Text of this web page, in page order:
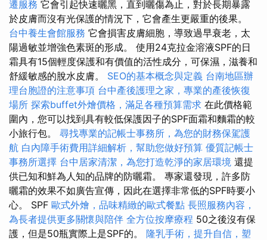
遷服務 它會引起快速曬黑，直到曬傷為止，對於長期暴露
於皮膚而沒有光保護的情況下，它會產生更嚴重的後果。
台中養生會館服務 它會損害皮膚細胞，導致過早衰老，太
陽過敏並增強色素斑的形成。 使用24克拉金溶液SPF的日
霜具有15個輕度保護和有價值的活性成分，可保濕，滋養和
舒緩敏感的脫水皮膚。 SEO的基本概念與定義 台南地區辦
理台胞證的注意事項 台中產後護理之家，專業的產後恢復
場所 探索buffet外燴價格，滿足各種預算需求 在此價格範
圍內，您可以找到具有較低保護因子的SPF面霜和麵霜的較
小旅行包。 尋找專業的記帳士事務所，為您的財務保駕護
航 白內障手術費用詳細解析，幫助您做好預算 優質記帳士
事務所選擇 台中居家清潔，為您打造乾淨的家居環境 還提
供已知和鮮為人知的品牌的防曬霜。 專家還發現，許多防
曬霜的效果不如廣告宣傳，因此在選擇非常低的SPF時要小
心。 SPF 歐式外燴，品味精緻的歐式餐點 長照服務內容，
為長者提供更多關懷與陪伴 全方位按摩療程 50之後沒有保
護，但是50瓶實際上是SPF的。 隆乳手術，提升自信，塑